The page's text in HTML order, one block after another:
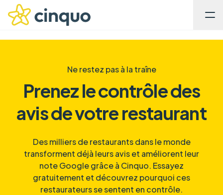
Ne restez pas à la traîne
Prenez le contrôle des
avis de votre restaurant
Des milliers de restaurants dans le monde
transforment déjà leurs avis et améliorent leur
note Google grâce à Cinquo. Essayez
gratuitement et découvrez pourquoi ces
restaurateurs se sentent en contrôle.